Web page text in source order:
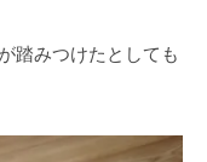
踏みつけたとしても